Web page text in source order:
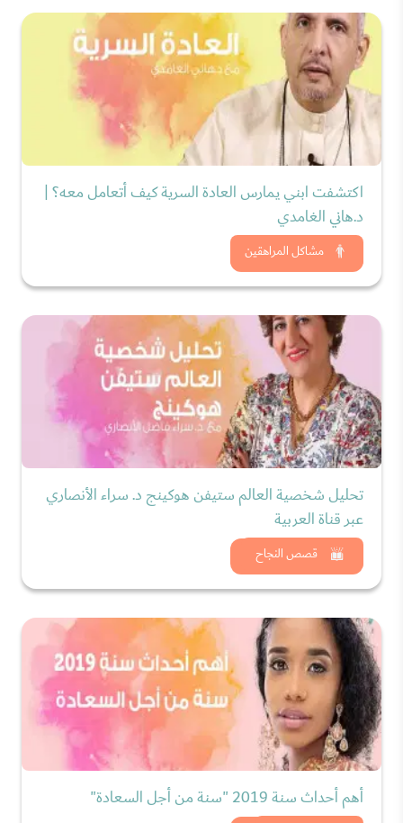
مشاكل المراهقين
اكتشفت ابني يمارس العادة السرية كيف أتعامل معه؟ |
د.هاني الغامدي
شاهد الان
قصص النجاح
تحليل شخصية العالم ستيفن هوكينج د. سراء الأنصاري
عبر قناة العربية
شاهد الان
أهم أحداث سنة 2019 "سنة من أجل السعادة"